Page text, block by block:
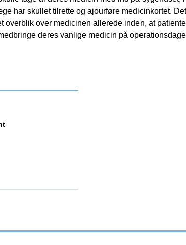
har skullet tilrette og ajourføre medicinkortet.
overblik over medicinen allerede inden, at
deres vanlige medicin på